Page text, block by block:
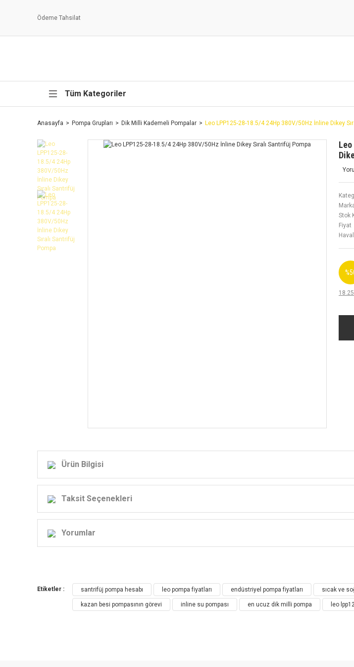
Ödeme Tahsilat
Tüm Kategoriler
Anasayfa Pompa Grupları Dik Milli Kademeli Pompalar Leo LPP125-28-18.5/4 24Hp 380V/50Hz İnline Dikey
Stok
Fiyat
Ürün Bilgisi
LEO LPP SERİ
LPP Dikey
Pompa LPP- Dikey Sıralı Pompanın Uygulanması
Taksit Seçenekleri
Yorumlar
Yorum Yaz
Etiketler : santrifüj pompa hesabı leo pompa fiyatları endüstriyel pompa fiyatları sıcak ve
kazan besi pompasının görevi inline su pompası en ucuz dik milli pompa leo